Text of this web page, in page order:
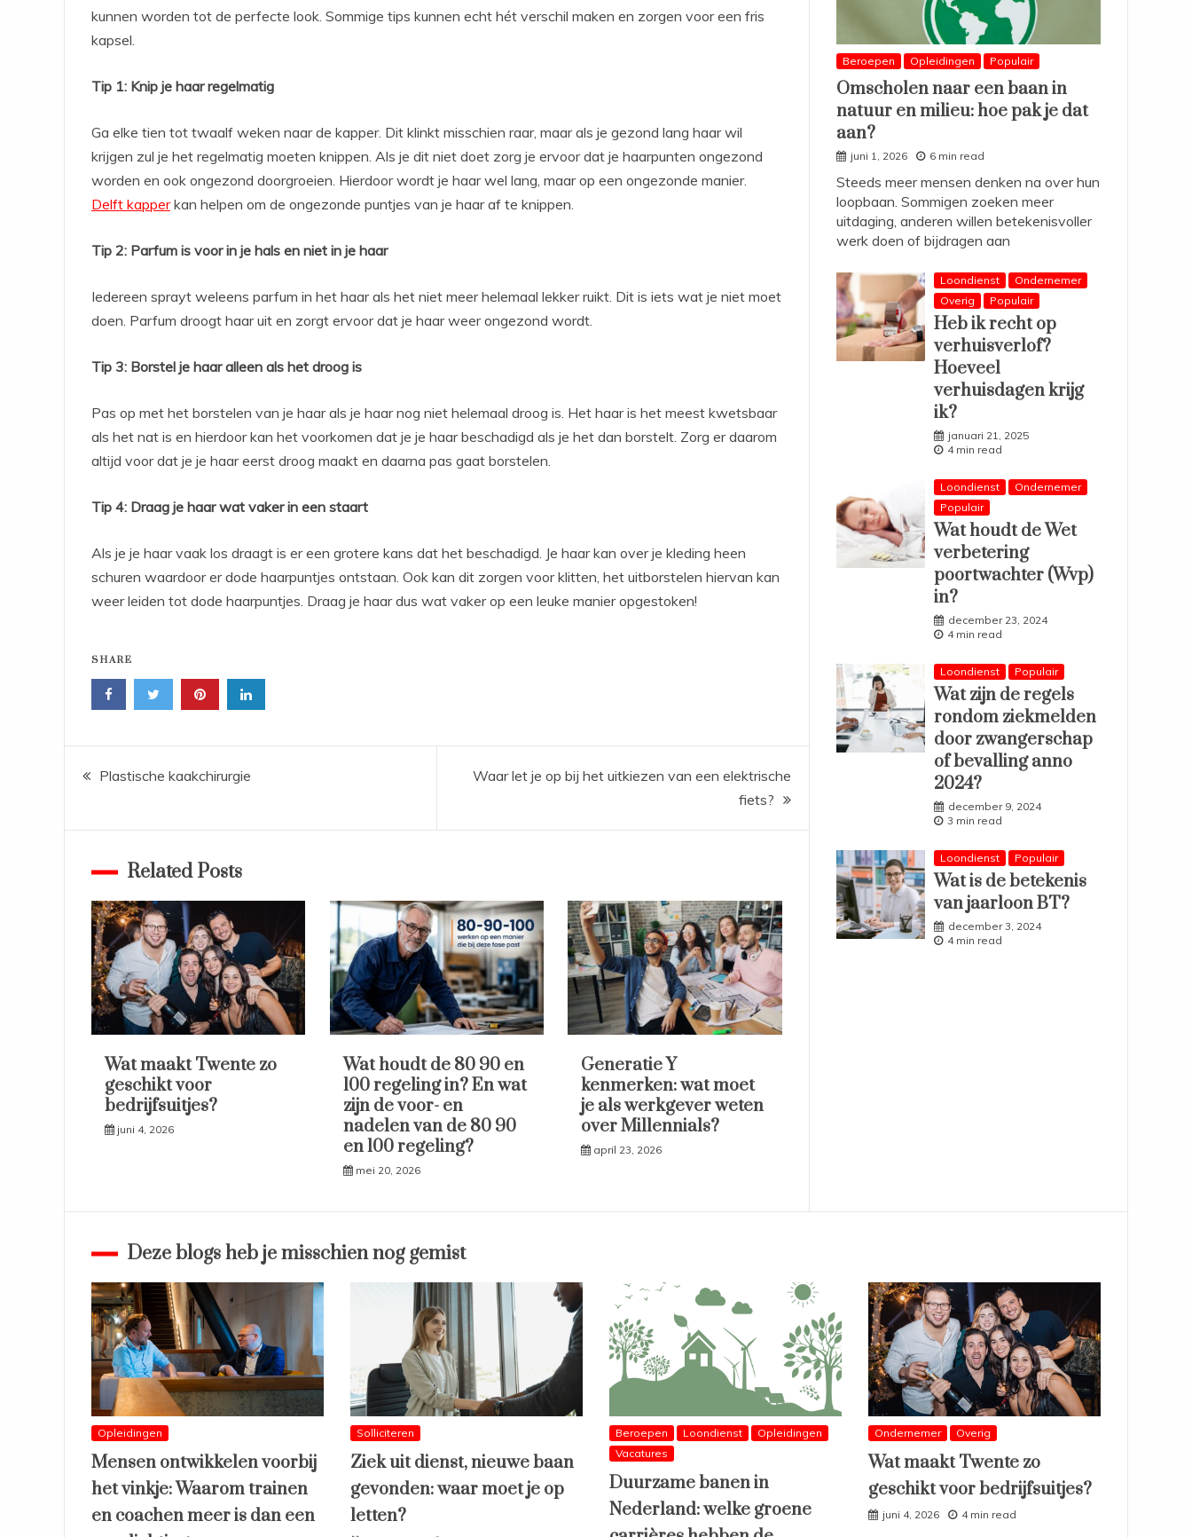
kunnen worden tot de perfecte look. Sommige tips kunnen echt hét verschil maken en zorgen voor een fris
kapsel.
Tip 1: Knip je haar regelmatig
Ga elke tien tot twaalf weken naar de kapper. Dit klinkt misschien raar, maar als je gezond lang haar wil
krijgen zul je het regelmatig moeten knippen. Als je dit niet doet zorg je ervoor dat je haarpunten ongezond
worden en ook ongezond doorgroeien. Hierdoor wordt je haar wel lang, maar op een ongezonde manier.
Delft kapperkan helpen om de ongezonde puntjes van je haar af te knippen.
Tip 2: Parfum is voor in je hals en niet in je haar
Iedereen sprayt weleens parfum in het haar als het niet meer helemaal lekker ruikt. Dit is iets wat je niet moet
doen. Parfum droogt haar uit en zorgt ervoor dat je haar weer ongezond wordt.
Tip 3: Borstel je haar alleen als het droog is
Pas op met het borstelen van je haar als je haar nog niet helemaal droog is. Het haar is het meest kwetsbaar
als het nat is en hierdoor kan het voorkomen dat je je haar beschadigd als je het dan borstelt. Zorg er daarom
altijd voor dat je je haar eerst droog maakt en daarna pas gaat borstelen.
Tip 4: Draag je haar wat vaker in een staart
Als je je haar vaak los draagt is er een grotere kans dat het beschadigd. Je haar kan over je kleding heen
schuren waardoor er dode haarpuntjes ontstaan. Ook kan dit zorgen voor klitten, het uitborstelen hiervan kan
weer leiden tot dode haarpuntjes. Draag je haar dus wat vaker op een leuke manier opgestoken!
SHARE
Bericht
Plastische kaakchirurgie
Waar let je op bij het uitkiezen van een elektrische
fiets?
Related Posts
Wat maakt Twente zo
geschikt voor
bedrijfsuitjes?
juni 4, 2026
Wat houdt de 80 90 en
100 regeling in? En wat
zijn de voor- en
nadelen van de 80 90
en 100 regeling?
mei 20, 2026
Generatie Y
kenmerken: wat moet
je als werkgever weten
over Millennials?
april 23, 2026
Beroepen Opleidingen Populair
Omscholen naar een baan in
natuur en milieu: hoe pak je dat
aan?
juni 1, 2026 6 min read
Steeds meer mensen denken na over hun
loopbaan. Sommigen zoeken meer
uitdaging, anderen willen betekenisvoller
werk doen of bijdragen aan
Loondienst
Ondernemer
Overig
Populair
Heb ik recht op
verhuisverlof?
Hoeveel
verhuisdagen krijg
ik?
januari 21, 2025
4 min read
Loondienst
Ondernemer
Populair
Wat houdt de Wet
verbetering
poortwachter (Wvp)
in?
december 23, 2024
4 min read
Loondienst Populair
Wat zijn de regels
rondom ziekmelden
door zwangerschap
of bevalling anno
2024?
december 9, 2024
3 min read
Loondienst Populair
Wat is de betekenis
van jaarloon BT?
december 3, 2024
4 min read
Deze blogs heb je misschien nog gemist
Opleidingen
Mensen ontwikkelen voorbij
het vinkje: Waarom trainen
en coachen meer is dan een
Solliciteren
Ziek uit dienst, nieuwe baan
gevonden: waar moet je op
letten?
Beroepen Loondienst
Opleidingen
Vacatures
Duurzame banen in
Nederland: welke groene
Ondernemer Overig
Wat maakt Twente zo
geschikt voor bedrijfsuitjes?
juni 4, 2026 4 min read